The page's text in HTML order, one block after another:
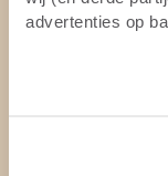
advertenties op